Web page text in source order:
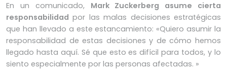
En un comunicado, Mark Zuckerberg asume cierta
responsabilidad por las malas decisiones estratégicas
que han llevado a este estancamiento: «Quiero asumir la
responsabilidad de estas decisiones y de cómo hemos
llegado hasta aquí. Sé que esto es difícil para todos, y lo
siento especialmente por las personas afectadas. »